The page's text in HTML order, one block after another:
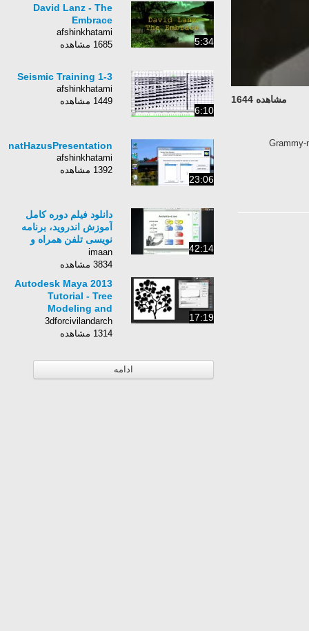
مشاهده 1644
Grammy-
5:34
David Lanz - The
Embrace
afshinkhatami
1685 مشاهده
6:10
Seismic Training 1-3
afshinkhatami
1449 مشاهده
23:06
afshinkhatami
1392 مشاهده
42:14
دانلود فیلم دوره کامل
آموزش اندروید، برنامه
نویسی تلفن همراه و
imaan
3834 مشاهده
17:19
Autodesk Maya 2013
Tutorial - Tree
Modeling and
Texturing Part 3 Final
3dforcivilandarch
1314 مشاهده
ادامه